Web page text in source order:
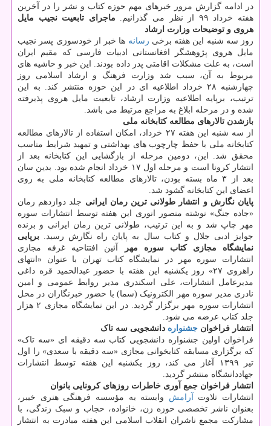
در ادامه گزارش مرور خبرهای مهم حوزه کتاب و نشر را در آخرین
هفته خرداد ۹۹ از نظر می گذرانیم.
ماجرای تابعیت نجیب مایل
هروی و توضیحات وزارت ارشاد
روز سه شنبه این هفته برخی رسانه ها خبر از خودسوزی پسر نجیب
مایل هروی پژوهشگر افغانستانی ادبیات فارسی که مقیم ایران
است، به علت مشکلات اقامتی پدر داده بودند. این خبر و حاشیه های
مربوط به آن، سبب شد وزارت فرهنگ و ارشاد اسلامی روز
چهارشنبه ۲۸ خرداد اطلاعیه ای در این حوزه منتشر کند. به این
ترتیب، برپایه اطلاعیه وزارت ارشاد، تابعیت مایل هروی پذیرفته
شده و در مرحله ابلاغ به مراجع مرتبط می باشد.
بازشدن تالارهای مطالعه کتابخانه ملی
از سه شنبه این هفته ۲۷ خرداد، امکان استفاده از تالارهای مطالعه
کتابخانه ملی با حفظ چارچوب های بهداشتی و تمهید شرایط مناسب
محقق شد. این، دومین مرحله از بازگشایی این کتابخانه بعد از
انتشار کرونا است و مرحله اول ۱۷ خرداد انجام شده بود. بدین سان
بعد از ۳ ماه بسته بودن، تالارهای مطالعه کتابخانه ملی به روی
اعضای این کتابخانه گشود شد.
پایان نگارش و انتشار طولانی ترین رمان ایرانی جلد دوازدهم رمان
«جاده جنگ» نوشته منصور انوری این هفته توسط انتشارات سوره
مهر چاپ شد و به این ترتیب، طولانی ترین رمان ایرانی و برنده
جوایز ادبی جلال و کتاب سال به پایان راه نگارش رسید. برپایی
نمایشگاه مجازی کتاب سوره مهر
آئین افتتاحیه غرفه مجازی
انتشارات سوره مهر در نمایشگاه کتاب تهران با عنوان «انتهای
راهروی ۲۷» روز یکشنبه این هفته با حضور عبدالحمید قره داغی
مدیرعامل انتشارات، علی اسکندری مدیر روابط عمومی و امین
نادری مدیر سوره مهر الکترونیک (سما) با حضور خبرنگاران در محل
انتشارات سوره مهر برگزار گردید. در این نمایشگاه مجازی ۲ هزار
جلد کتاب عرضه می شود.
انتشار فراخوان جشنواره دانشجویی سه تاک
فراخوان اولین جشنواره دانشجویی کتاب سه دقیقه ای «سه تاک»
که برگزاری مسابقه کتابخوانی مجازی «سه دقیقه با سعدی» را اول
تیر ۱۳۹۹ آغاز می کند، روز یکشنبه این هفته توسط انتشارات
جهاددانشگاه منتشر گردید.
انتشار فراخوان جمع آوری خاطرات روزهای کرونایی بانوان
انتشارات تلاوت
آرامش وابسته به مؤسسه فرهنگی هنری خیبر،
بعنوان ناشر تخصصی حوزه زن، خانواده، حجاب و سبک زندگی، با
مشارکت مجمع ناشران انقلاب اسلامی این هفته مبادرت به انتشار